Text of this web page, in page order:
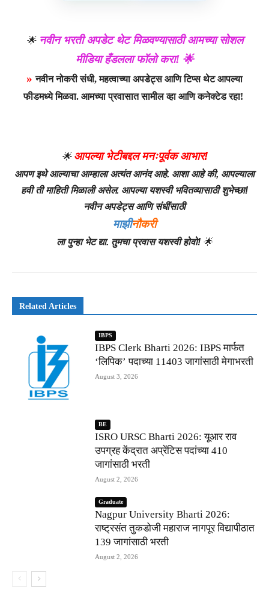
🌟नवीन भरती अपडेट थेट मिळवण्यासाठी आमच्या सोशल
मीडिया हँडलला फॉलो करा! 🌟
»नवीन नोकरी संधी, महत्वाच्या अपडेट्स आणि टिप्स थेट आपल्या
फीडमध्ये मिळवा. आमच्या प्रवासात सामील व्हा आणि कनेक्टेड रहा!
🌟 आपल्या भेटीबद्दल मनःपूर्वक आभार!
आपण इथे आल्याचा आम्हाला अत्यंत आनंद आहे. आशा आहे की, आपल्याला
हवी ती माहिती मिळाली असेल. आपल्या यशस्वी भवितव्यासाठी शुभेच्छा!
नवीन अपडेट्स आणि संधींसाठी
माझीनौकरी
ला पुन्हा भेट द्या. तुमचा प्रवास यशस्वी होवो! 🌟
Related Articles
IBPS
IBPS Clerk Bharti 2026: IBPS मार्फत
‘लिपिक’ पदाच्या 11403 जागांसाठी मेगाभरती
August 3, 2026
BE
ISRO URSC Bharti 2026: यूआर राव
उपग्रह केंद्रात अप्रेंटिस पदांच्या 410
जागांसाठी भरती
August 2, 2026
Graduate
Nagpur University Bharti 2026:
राष्ट्रसंत तुकडोजी महाराज नागपूर विद्यापीठात
139 जागांसाठी भरती
August 2, 2026